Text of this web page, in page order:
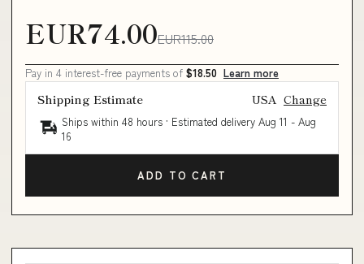
EUR74.00EUR115.00
Pay in 4 interest-free payments of $18.50 Learn more
Shipping Estimate USA Change
Ships within 48 hours · Estimated delivery Aug 11 - Aug
16
ADD TO CART